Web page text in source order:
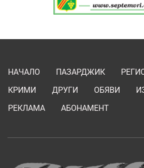
НАЧАЛО ПАЗАРДЖИК
КРИМИ
ДРУГИ ОБЯВИ
РЕКЛАМА
АБОНАМЕНТ